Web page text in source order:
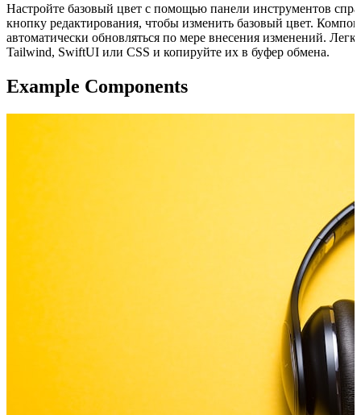
Настройте базовый цвет с помощью панели инструментов
кнопку редактирования, чтобы изменить базовый цвет.
автоматически обновляться по мере внесения изменений.
Tailwind, SwiftUI или CSS и копируйте их в буфер обмена.
Example Components